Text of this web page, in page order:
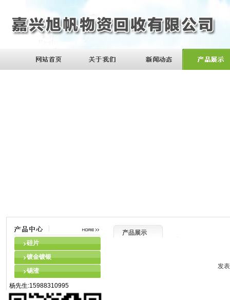
硅片
镀金镀银
锡渣
杨先生:15988310995
产品展示
发